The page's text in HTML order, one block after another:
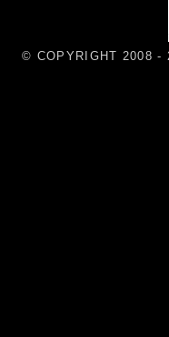
© COPYRIGHT 2008